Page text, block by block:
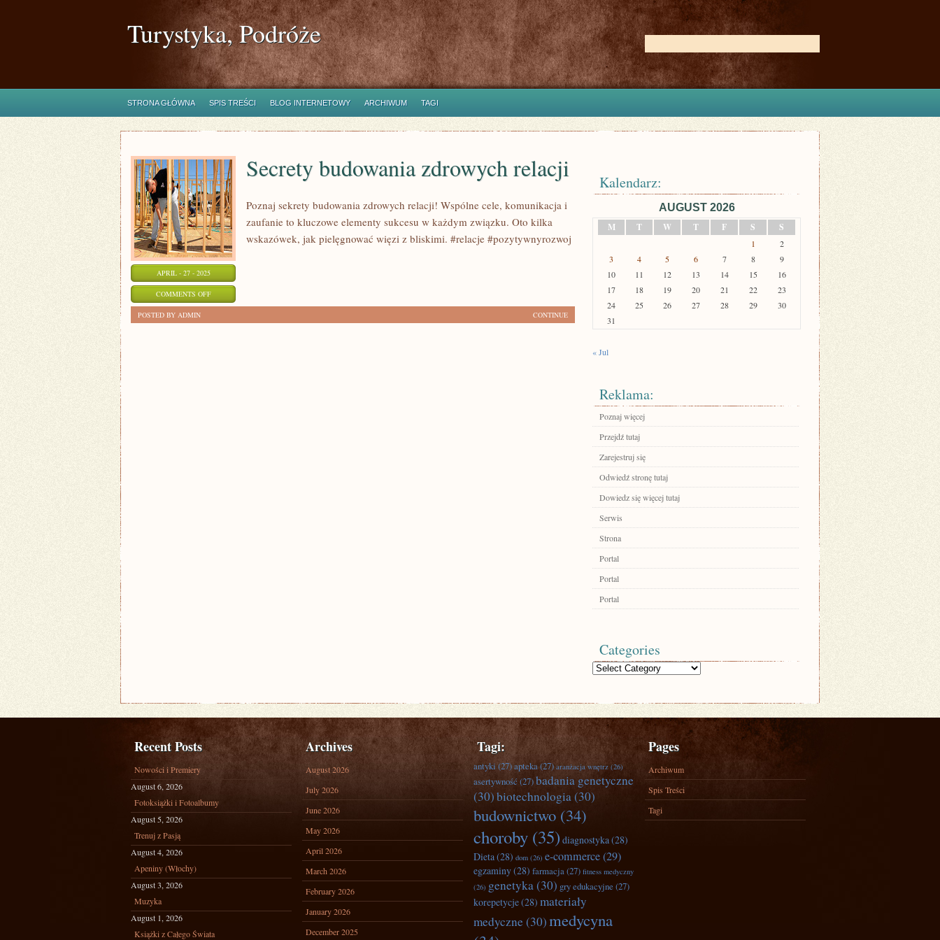
Turystyka, Podróże
STRONA GŁÓWNA SPIS TREŚCI BLOG INTERNETOWY ARCHIWUM TAGI
APRIL - 27 - 2025
COMMENTS OFFON
Secrety budowania zdrowych relacji
Poznaj sekrety budowania zdrowych relacji! Wspólne cele, komunikacja i
zaufanie to kluczowe elementy sukcesu w każdym związku. Oto kilka
wskazówek, jak pielęgnować więzi z bliskimi. #relacje #pozytywnyrozwoj
CONTINUE
POSTED BY ADMIN
Kalendarz:
AUGUST 2026
M
T W T F S S
1
2
3
4 5 6 7 8
9
10
11 12 13 14 15
16
17
18 19 20 21 22
23
24
25 26 27 28 29
30
31
« Jul
Reklama:
Poznaj więcej
Przejdź tutaj
Zarejestruj się
Odwiedź stronę tutaj
Dowiedz się więcej tutaj
Serwis
Strona
Portal
Portal
Portal
Categories
Categories
Recent Posts
Nowości i Premiery
August 6, 2026
Fotoksiążki i Fotoalbumy
August 5, 2026
Trenuj z Pasją
August 4, 2026
Apeniny (Włochy)
August 3, 2026
Muzyka
August 1, 2026
Książki z Całego Świata
Archives
August 2026
July 2026
June 2026
May 2026
April 2026
March 2026
February 2026
January 2026
December 2025
Tagi:
antyki(27)apteka(27) aranżacja wnętrz (26)
asertywność (27)badania genetyczne
(30)biotechnologia(30)
budownictwo (34)
choroby (35) diagnostyka(28)
Dieta(28) dom (26) e-commerce(29)
egzaminy(28) farmacja(27) fitness medyczny
(26) genetyka(30) gry edukacyjne (27)
korepetycje(28) materiały
medyczne (30)medycyna
Pages
Archiwum
Spis Treści
Tagi